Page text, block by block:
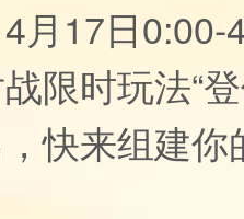
月17日0:00-
限时玩法“
快来组建